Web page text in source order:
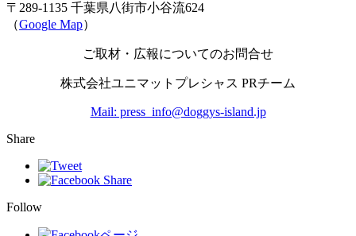
〒289-1135 千葉県八街市小谷流624
（Google Map）
ご取材・広報についてのお問合せ
株式会社ユニマットプレシャス PRチーム
Mail: press_info@doggys-island.jp
Share
Follow